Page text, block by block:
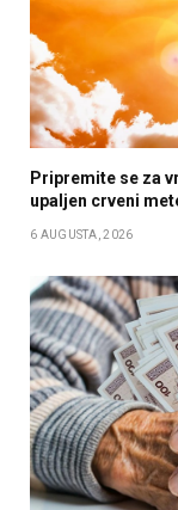
Pripremite se za
upaljen crveni
6 AUGUSTA, 2026